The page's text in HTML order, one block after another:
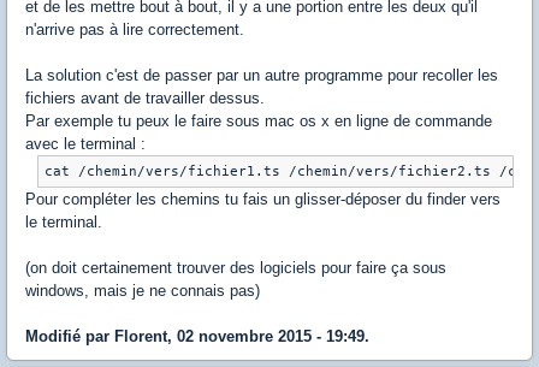
et de les mettre bout à bout, il y a une portion entre les deux qu'il
n'arrive pas à lire correctement.
La solution c'est de passer par un autre programme pour recoller les
fichiers avant de travailler dessus.
Par exemple tu peux le faire sous mac os x en ligne de commande
avec le terminal :
cat /chemin/vers/fichier1.ts /chemin/vers/fichier2.ts /
Pour compléter les chemins tu fais un glisser-déposer du finder vers
le terminal.
(on doit certainement trouver des logiciels pour faire ça sous
windows, mais je ne connais pas)
Modifié par Florent, 02 novembre 2015 - 19:49.